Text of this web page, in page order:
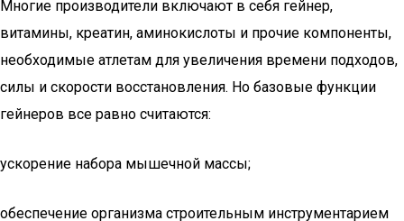
Многие производители включают в себя гейнер,
витамины, креатин, аминокислоты и прочие компоненты,
необходимые атлетам для увеличения времени подходов,
силы и скорости восстановления. Но базовые функции
гейнеров все равно считаются:
ускорение набора мышечной массы;
обеспечение организма строительным инструментарием